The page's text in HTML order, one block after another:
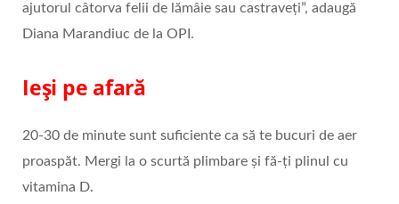
ajutorul câtorva felii de lămâie sau castraveți”, adaugă
Diana Marandiuc de la OPI.
Ieși pe afară
20-30 de minute sunt suficiente ca să te bucuri de aer
proaspăt. Mergi la o scurtă plimbare și fă-ți plinul cu
vitamina D.